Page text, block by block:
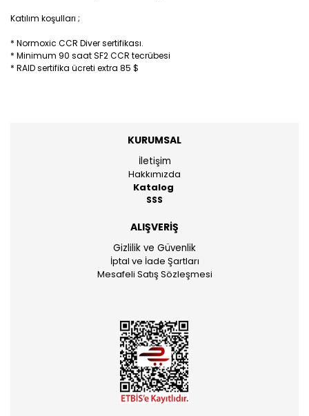
Katılım koşulları ;
* Normoxic CCR Diver sertifikası.
* Minimum 90 saat SF2 CCR tecrübesi
* RAID sertifika ücreti extra 85 $
KURUMSAL
İletişim
Hakkımızda
Katalog
SSS
ALIŞVERİŞ
Gizlilik ve Güvenlik
İptal ve İade Şartları
Mesafeli Satış Sözleşmesi